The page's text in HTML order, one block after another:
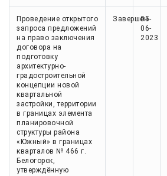
Проведение открытого
запроса предложений
на право заключения
договора на
подготовку
архитектурно-
градостроительной
концепции новой
квартальной
застройки, территории
в границах элемента
планировочной
структуры района
«Южный» в границах
кварталов № 466 г.
Белогорск,
утверждённую
Завершен
05-
06-
2023